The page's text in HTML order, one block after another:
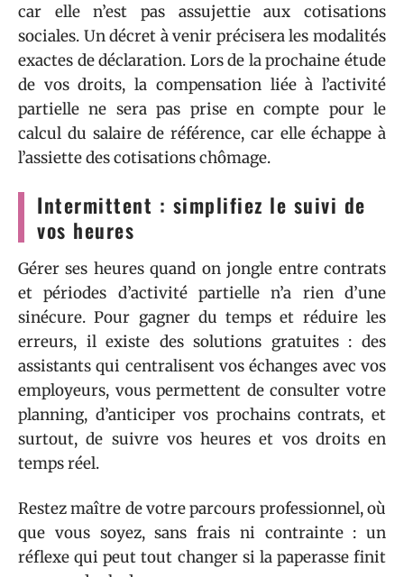
car elle n’est pas assujettie aux cotisations
sociales. Un décret à venir précisera les modalités
exactes de déclaration. Lors de la prochaine étude
de vos droits, la compensation liée à l’activité
partielle ne sera pas prise en compte pour le
calcul du salaire de référence, car elle échappe à
l’assiette des cotisations chômage.
Intermittent : simplifiez le suivi de
vos heures
Gérer ses heures quand on jongle entre contrats
et périodes d’activité partielle n’a rien d’une
sinécure. Pour gagner du temps et réduire les
erreurs, il existe des solutions gratuites : des
assistants qui centralisent vos échanges avec vos
employeurs, vous permettent de consulter votre
planning, d’anticiper vos prochains contrats, et
surtout, de suivre vos heures et vos droits en
temps réel.
Restez maître de votre parcours professionnel, où
que vous soyez, sans frais ni contrainte : un
réflexe qui peut tout changer si la paperasse finit